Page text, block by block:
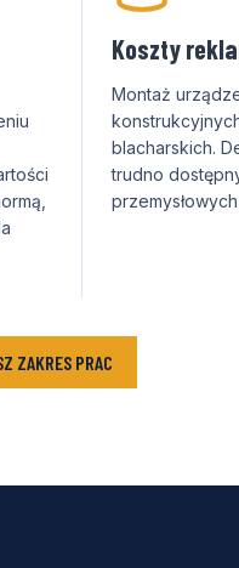
Koszty
Montaż
blacharskich.
trudno
ZAKRES PRAC